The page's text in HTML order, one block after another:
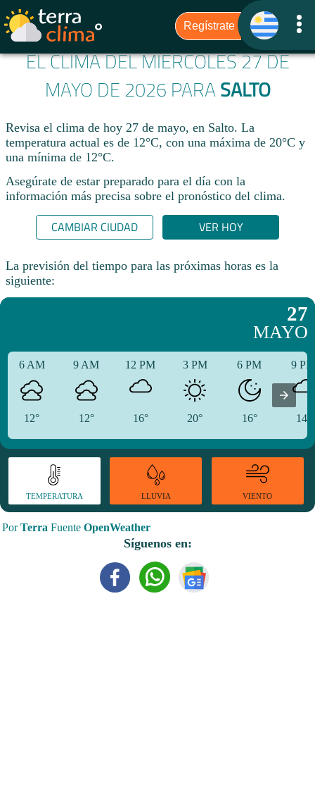
EL CLIMA DEL MIÉRCOLES 27 DE
MAYO DE 2026 PARA SALTO
Revisa el clima de hoy 27 de mayo, en Salto. La
temperatura actual es de 12°C, con una máxima de 20°C y
una mínima de 12°C.​
Asegúrate de estar preparado para el día con la
información más precisa sobre el pronóstico del clima.
CAMBIAR CIUDAD VER HOY
La previsión del tiempo para las próximas horas es la
siguiente:
27
MAYO
6 AM
12°
9 AM
12°
12 PM
16°
3 PM
20°
6 PM
16°
9
14°
TEMPERATURA LLUVIA VIENTO
PorTerra Fuente OpenWeather
Síguenos en: